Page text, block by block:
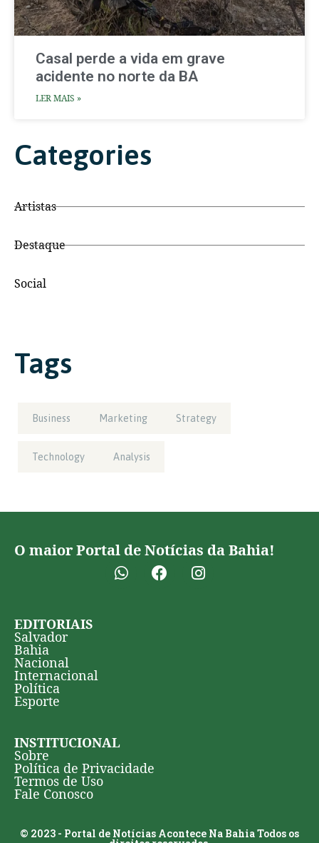
Casal perde a vida em grave
acidente no norte da BA
LER MAIS »
Categories
Artistas
Destaque
Social
Tags
Business Marketing Strategy
Technology Analysis
O maior Portal de Notícias da Bahia!
EDITORIAIS
Salvador
Bahia
Nacional
Internacional
Política
Esporte
INSTITUCIONAL
Sobre
Política de Privacidade
Termos de Uso
Fale Conosco
© 2023 - Portal de Notícias Acontece Na Bahia Todos os